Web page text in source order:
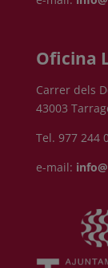
Oficina
Carrer dels
43003
Tel. 977 244
e-mail: